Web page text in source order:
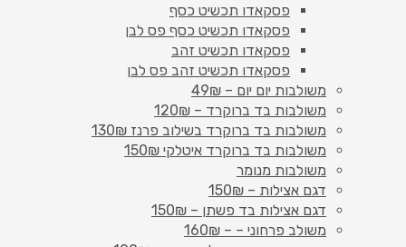
פסקאדו תכשיט כסף
פסקאדו תכשיט כסף פס לבן
פסקאדו תכשיט זהב
פסקאדו תכשיט זהב פס לבן
משולבות יום יום – 49₪
משולבות בד ברוקרד – 120₪
משולבות בד ברוקרד בשילוב פרנז 130₪
משולבות בד ברוקרד איטלקי 150₪
משולבות מנומר
דגם אצילות – 150₪
דגם אצילות בד פשתן – 150₪
משולב פרחוני – – 160₪